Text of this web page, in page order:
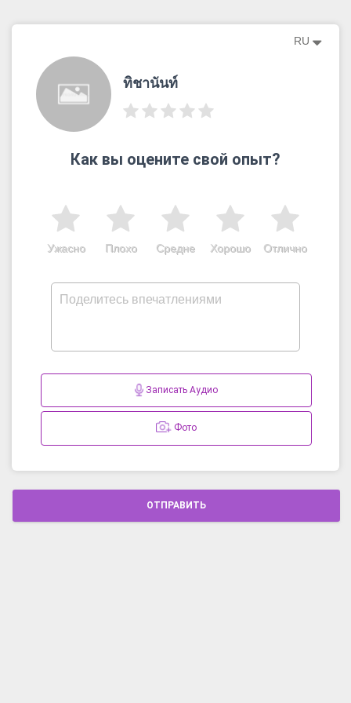
RU
ทิชานันท์
Как вы оцените свой опыт?
Отлично
Хорошо
Средне
Плохо
Ужасно
Записать Аудио
Фото
ОТПРАВИТЬ